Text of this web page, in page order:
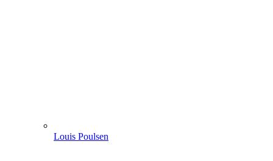
Louis Poulsen